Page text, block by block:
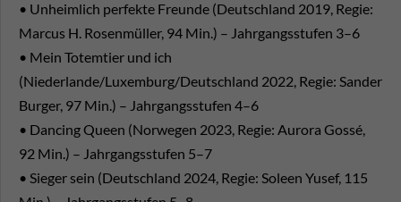
• Unheimlich perfekte Freunde (Deutschland 2019, Regie:
Marcus H. Rosenmüller, 94 Min.) – Jahrgangsstufen 3–6
• Mein Totemtier und ich
(Niederlande/Luxemburg/Deutschland 2022, Regie: Sander
Burger, 97 Min.) – Jahrgangsstufen 4–6
• Dancing Queen (Norwegen 2023, Regie: Aurora Gossé,
92 Min.) – Jahrgangsstufen 5–7
• Sieger sein (Deutschland 2024, Regie: Soleen Yusef, 115